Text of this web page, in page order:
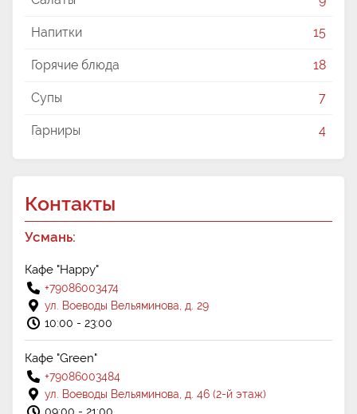
Напитки 15
Горячие блюда 18
Супы 7
Гарниры 4
Контакты
Усмань:
Кафе "Happy"
+79086003474
ул. Воеводы Вельяминова, д. 29
10:00 - 23:00
Кафе "Green"
+79086003484
ул. Воеводы Вельяминова, д. 46 (2-й этаж)